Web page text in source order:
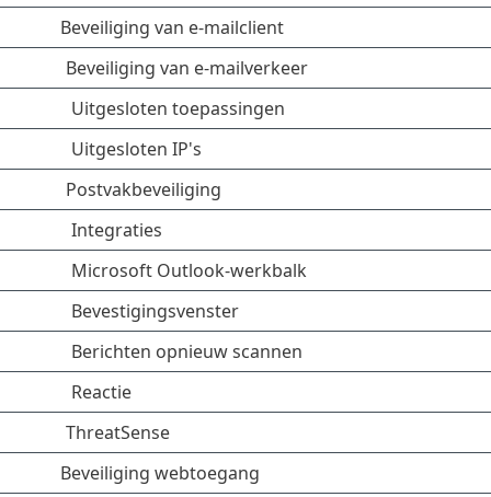
Beveiliging van e-mailclient
Beveiliging van e-mailverkeer
Uitgesloten toepassingen
Uitgesloten IP's
Postvakbeveiliging
Integraties
Microsoft Outlook-werkbalk
Bevestigingsvenster
Berichten opnieuw scannen
Reactie
ThreatSense
Beveiliging webtoegang